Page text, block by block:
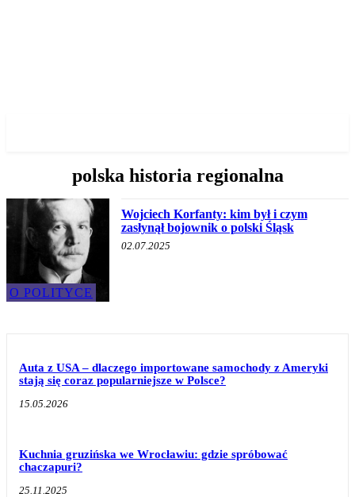
polska historia regionalna
O POLITYCE
Wojciech Korfanty: kim był i czym
zasłynął bojownik o polski Śląsk
02.07.2025
Auta z USA – dlaczego importowane samochody z Ameryki
stają się coraz popularniejsze w Polsce?
15.05.2026
Kuchnia gruzińska we Wrocławiu: gdzie spróbować
chaczapuri?
25.11.2025